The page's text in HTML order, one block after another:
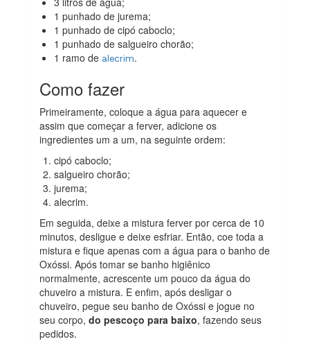
1 punhado de jurema;
1 punhado de cipó caboclo;
1 punhado de salgueiro chorão;
1 ramo de alecrim.
Como fazer
Primeiramente, coloque a água para aquecer e
assim que começar a ferver, adicione os
ingredientes um a um, na seguinte ordem:
cipó caboclo;
salgueiro chorão;
jurema;
alecrim.
Em seguida, deixe a mistura ferver por cerca de 10
minutos, desligue e deixe esfriar. Então, coe toda a
mistura e fique apenas com a água para o banho de
Oxóssi. Após tomar se banho higiênico
normalmente, acrescente um pouco da água do
chuveiro a mistura. E enfim, após desligar o
chuveiro, pegue seu banho de Oxóssi e jogue no
seu corpo,do pescoço para baixo, fazendo seus
pedidos.